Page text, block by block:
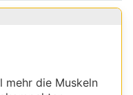
mehr die Muskeln